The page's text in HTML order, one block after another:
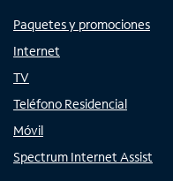
Paquetes y promociones
Internet
TV
Teléfono Residencial
Móvil
Spectrum Internet Assist